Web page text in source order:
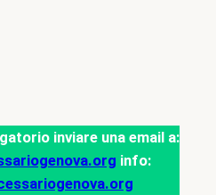
inviare una email a:
info: